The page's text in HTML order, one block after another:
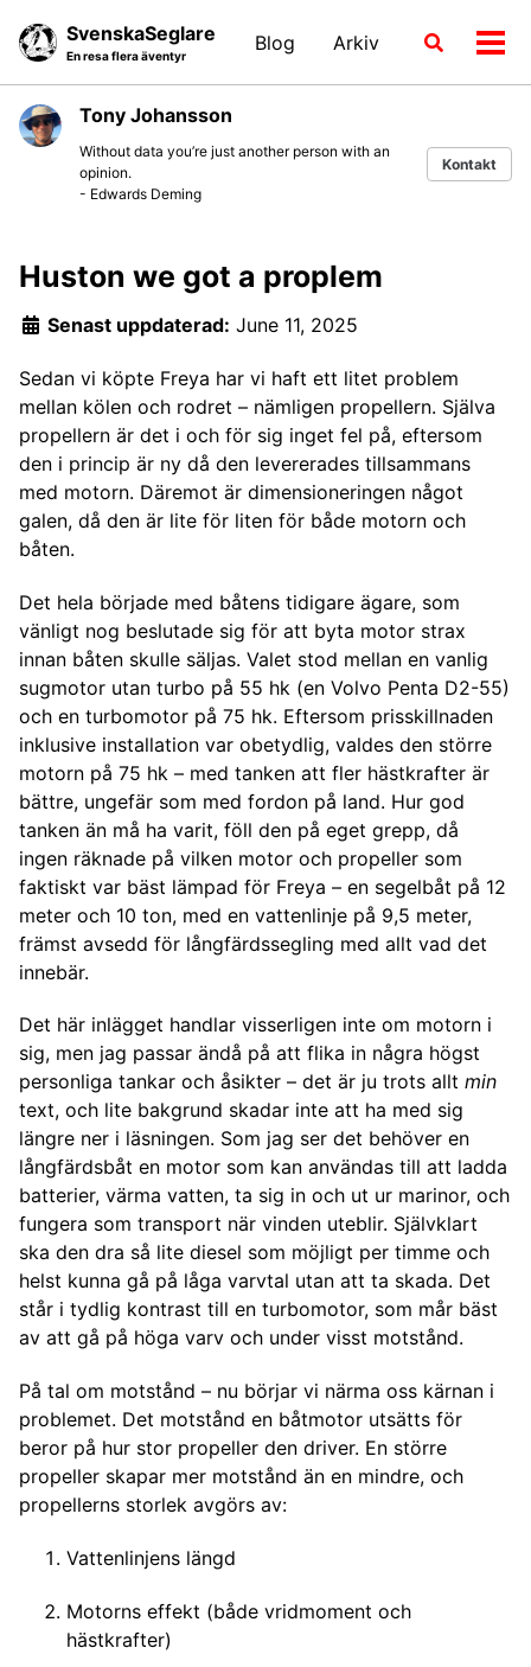
navigation
SvenskaSeglare
En resa flera äventyr
Blog Arkiv
Växla
Tony Johansson
Without data you’re just another person with an
opinion.
- Edwards Deming
Kontakt
Huston we got a proplem
Senast uppdaterad: June 11, 2025
Sedan vi köpte Freya har vi haft ett litet problem
mellan kölen och rodret – nämligen propellern. Själva
propellern är det i och för sig inget fel på, eftersom
den i princip är ny då den levererades tillsammans
med motorn. Däremot är dimensioneringen något
galen, då den är lite för liten för både motorn och
båten.
Det hela började med båtens tidigare ägare, som
vänligt nog beslutade sig för att byta motor strax
innan båten skulle säljas. Valet stod mellan en vanlig
sugmotor utan turbo på 55 hk (en Volvo Penta D2-55)
och en turbomotor på 75 hk. Eftersom prisskillnaden
inklusive installation var obetydlig, valdes den större
motorn på 75 hk – med tanken att fler hästkrafter är
bättre, ungefär som med fordon på land. Hur god
tanken än må ha varit, föll den på eget grepp, då
ingen räknade på vilken motor och propeller som
faktiskt var bäst lämpad för Freya – en segelbåt på 12
meter och 10 ton, med en vattenlinje på 9,5 meter,
främst avsedd för långfärdssegling med allt vad det
innebär.
Det här inlägget handlar visserligen inte om motorn i
sig, men jag passar ändå på att flika in några högst
personliga tankar och åsikter – det är ju trots allt min
text, och lite bakgrund skadar inte att ha med sig
längre ner i läsningen. Som jag ser det behöver en
långfärdsbåt en motor som kan användas till att ladda
batterier, värma vatten, ta sig in och ut ur marinor, och
fungera som transport när vinden uteblir. Självklart
ska den dra så lite diesel som möjligt per timme och
helst kunna gå på låga varvtal utan att ta skada. Det
står i tydlig kontrast till en turbomotor, som mår bäst
av att gå på höga varv och under visst motstånd.
På tal om motstånd – nu börjar vi närma oss kärnan i
problemet. Det motstånd en båtmotor utsätts för
beror på hur stor propeller den driver. En större
propeller skapar mer motstånd än en mindre, och
propellerns storlek avgörs av:
Vattenlinjens längd
Motorns effekt (både vridmoment och
hästkrafter)